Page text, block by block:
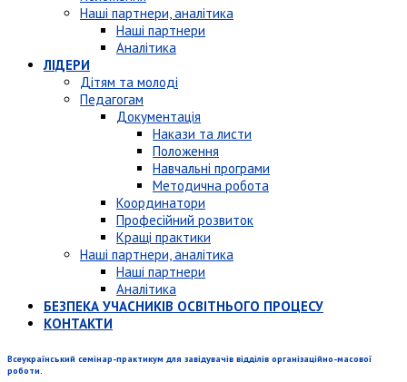
Наші партнери, аналітика
Наші партнери
Аналітика
ЛІДЕРИ
Дітям та молоді
Педагогам
Документація
Накази та листи
Положення
Навчальні програми
Методична робота
Координатори
Професійний розвиток
Кращі практики
Наші партнери, аналітика
Наші партнери
Аналітика
БЕЗПЕКА УЧАСНИКІВ ОСВІТНЬОГО ПРОЦЕСУ
КОНТАКТИ
Всеукраїнський семінар-практикум для завідувачів відділів організаційно-масової
роботи.